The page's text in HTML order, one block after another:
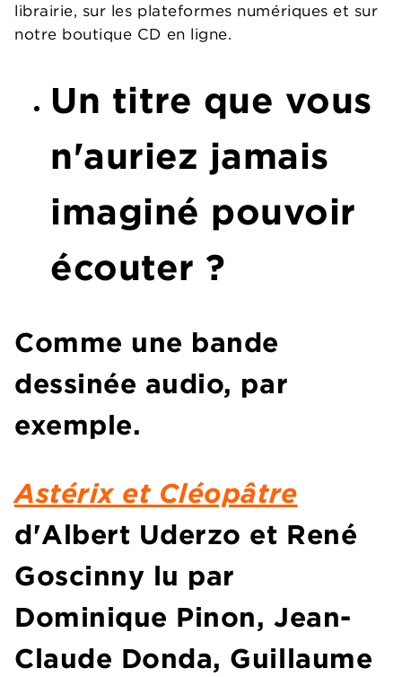
librairie, sur les plateformes numériques et sur
notre boutique CD en ligne.
Un titre que vous
n'auriez jamais
imaginé pouvoir
écouter ?
Comme une bande
dessinée audio, par
exemple.
Astérix et Cléopâtre
d'Albert Uderzo et René
Goscinny lu par
Dominique Pinon, Jean-
Claude Donda, Guillaume